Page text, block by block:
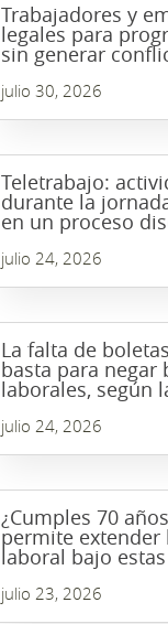
Trabajadores y
legales para
sin generar
julio 30, 2026
Teletrabajo:
durante la
en un proceso
julio 24, 2026
La falta de
basta para negar
laborales, según
julio 24, 2026
¿Cumples 70
permite extender
laboral bajo
julio 23, 2026